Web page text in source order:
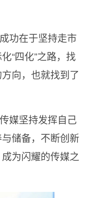
功在于坚持走市
“四化”之路，找
向，也就找到了
媒坚持发挥自己
储备，不断创新
为闪耀的传媒之